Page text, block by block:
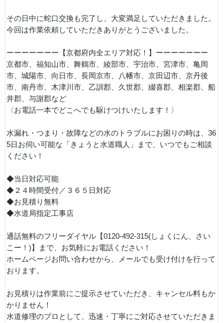
その日中に蛇口交換も完了し、大変満足していただきました。
今回は作業依頼していただきありがとうございました。
ーーーーーーー【京都府内全エリア対応！】ーーーーーーー
京都市、福知山市、舞鶴市、綾部市、宇治市、宮津市、亀岡
市、城陽市、向日市、長岡京市、八幡市、京田辺市、京丹後
市、南丹市、木津川市、乙訓郡、久世郡、綴喜郡、相楽郡、船
井郡、与謝郡など
〈お電話一本でどこへでも駆けつけいたします！〉
水漏れ・つまり・故障などの水のトラブルにお困りの時は、36
5日お伺い可能な「きょうと水道職人」まで、いつでもご相談
ください！
◆当日対応可能
◆２４時間受付／３６５日対応
◆お見積り無料
◆水道局指定工事店
通話無料のフリーダイヤル【0120-492-315(しょくにん、さい
こー！)】まで、お気軽にお電話ください！
ホームページお問い合わせから、メールでも受け付けを行って
おります。
お見積りは作業前にご提示させていただき、キャンセル料もか
かりません！
水道修理のプロとして、迅速・丁寧にご対応させていただきま